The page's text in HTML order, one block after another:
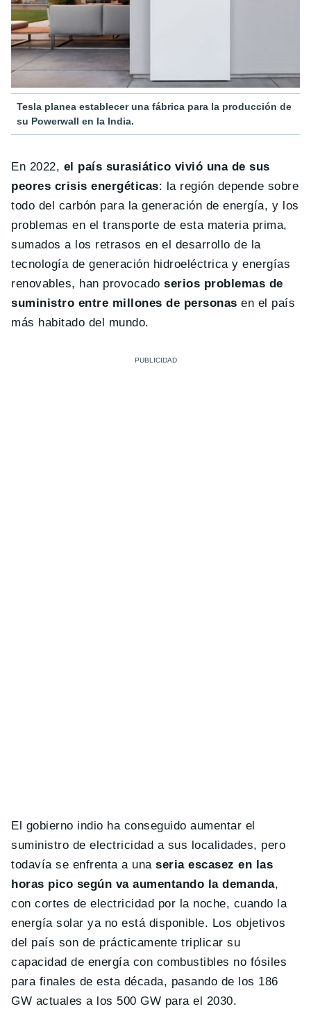
Tesla planea establecer una fábrica para la producción de
su Powerwall en la India.
En 2022, el país surasiático vivió una de sus
peores crisis energéticas: la región depende sobre
todo del carbón para la generación de energía, y los
problemas en el transporte de esta materia prima,
sumados a los retrasos en el desarrollo de la
tecnología de generación hidroeléctrica y energías
renovables, han provocadoserios problemas de
suministro entre millones de personas en el país
más habitado del mundo.
El gobierno indio ha conseguido aumentar el
suministro de electricidad a sus localidades, pero
todavía se enfrenta a unaseria escasez en las
horas pico según va aumentando la demanda,
con cortes de electricidad por la noche, cuando la
energía solar ya no está disponible. Los objetivos
del país son de prácticamente triplicar su
capacidad de energía con combustibles no fósiles
para finales de esta década, pasando de los 186
GW actuales a los 500 GW para el 2030.